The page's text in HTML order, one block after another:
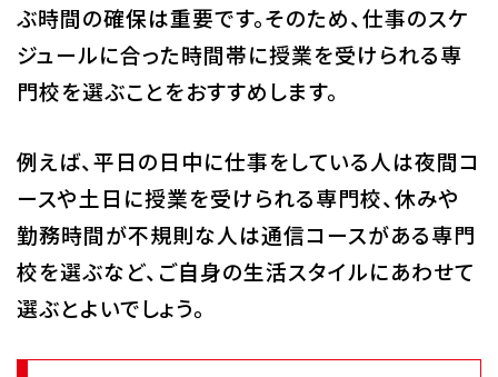
ぶ時間の確保は重要です。そのため、仕事のスケ
ジュールに合った時間帯に授業を受けられる専
門校を選ぶことをおすすめします。
例えば、平日の日中に仕事をしている人は夜間コ
ースや土日に授業を受けられる専門校、休みや
勤務時間が不規則な人は通信コースがある専門
校を選ぶなど、ご自身の生活スタイルにあわせて
選ぶとよいでしょう。